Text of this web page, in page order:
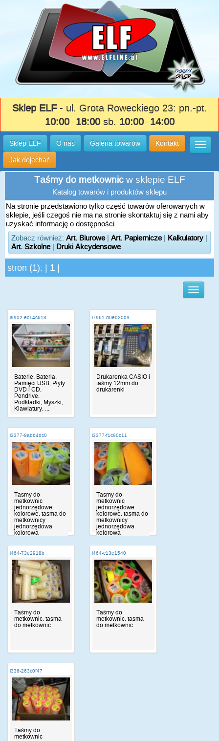
Sklep ELF- ul. Grota Roweckiego 23: pn.-pt.
10:00- 18:00sb. 10:00- 14:00
Sklep ELF O nas Galeria towarów Kontakt
Jak dojechać
Taśmy do metkownicw sklepie ELF
Katalog towarów i produktów sklepu
Na stronie przedstawiono tylko część towarów oferowanych w
sklepie, jeśli czegoś nie ma na stronie skontaktuj się z nami aby
uzyskać informację o dostępności.
Zobacz również: Art. Biurowe| Art. Papiernicze| Kalkulatory |
Art. Szkolne| Druki Akcydensowe
stron (1): | 1
i9902-ec14c613
Baterie, Bateria,
Pamięci USB, Płyty
DVD i CD,
Pendrive,
Podkładki, Myszki,
Klawiatury, ...
i7961-d0ed20d9
Drukarenka CASIO i
taśmy 12mm do
drukarenki
i3377-8abb4dc0
Taśmy do
metkownic
jednorzędowe
kolorowe, taśma do
metkownicy
jednorzędowa
kolorowa
i3377-f1c90c11
Taśmy do
metkownic
jednorzędowe
kolorowe, taśma do
metkownicy
jednorzędowa
kolorowa
i464-73e2918b
Taśmy do
metkownic, taśma
do metkownic
i464-c13e1540
Taśmy do
metkownic, taśma
do metkownic
i336-263c0f47
Taśmy do
metkownic